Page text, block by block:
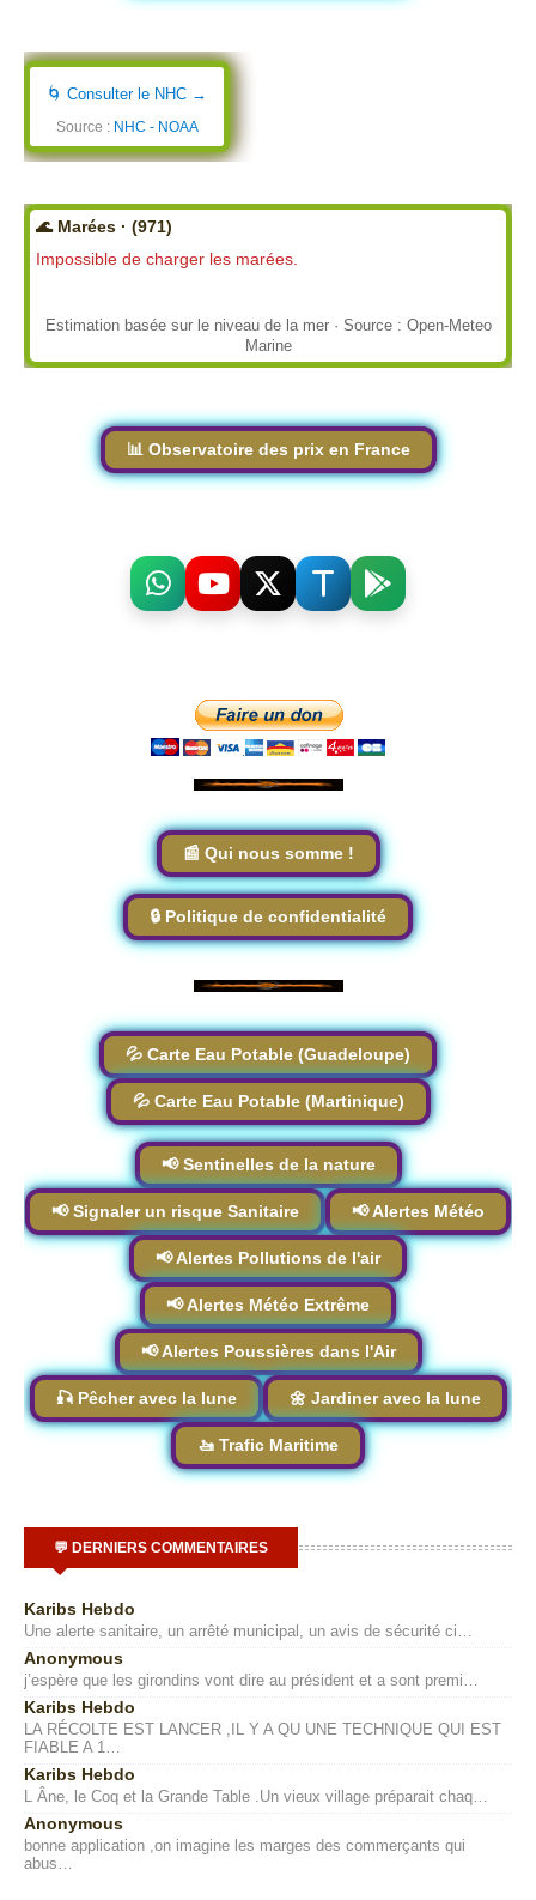
🌀 Consulter le NHC →
Source : NHC - NOAA
🌊 Marées · (971)
Impossible de charger les marées.
Estimation basée sur le niveau de la mer · Source : Open-Meteo
Marine
📊 Observatoire des prix en France
📰 Qui nous somme !
🔒 Politique de confidentialité
💦 Carte Eau Potable (Guadeloupe)
💦 Carte Eau Potable (Martinique)
📢 Sentinelles de la nature
📢 Signaler un risque Sanitaire 📢 Alertes Météo
📢 Alertes Pollutions de l'air
📢 Alertes Météo Extrême
📢 Alertes Poussières dans l'Air
🎣 Pêcher avec la lune 🌼 Jardiner avec la lune
🚤 Trafic Maritime
💬 DERNIERS COMMENTAIRES
Karibs Hebdo
Une alerte sanitaire, un arrêté municipal, un avis de sécurité ci…
Anonymous
j’espère que les girondins vont dire au président et a sont premi…
Karibs Hebdo
LA RÉCOLTE EST LANCER ,IL Y A QU UNE TECHNIQUE QUI EST
FIABLE A 1…
Karibs Hebdo
L Âne, le Coq et la Grande Table .Un vieux village préparait chaq…
Anonymous
bonne application ,on imagine les marges des commerçants qui
abus…